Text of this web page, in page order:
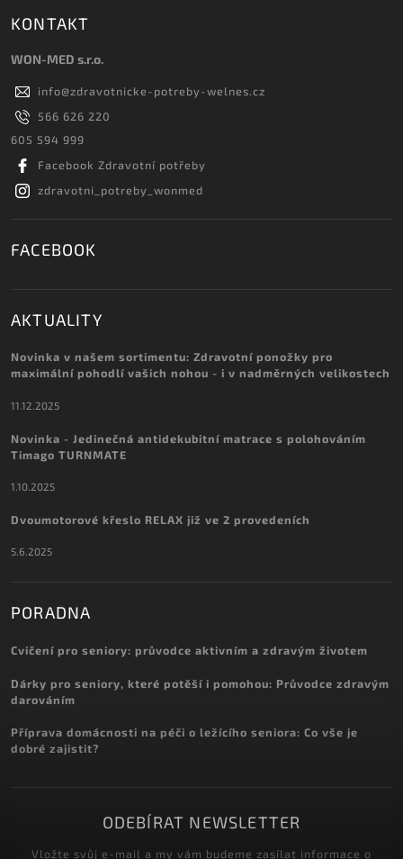
KONTAKT
WON-MED s.r.o.
info@zdravotnicke-potreby-welnes.cz
566 626 220
605 594 999
Facebook Zdravotní potřeby
zdravotni_potreby_wonmed
FACEBOOK
AKTUALITY
Novinka v našem sortimentu: Zdravotní ponožky pro
maximální pohodlí vašich nohou - i v nadměrných velikostech
11.12.2025
Novinka - Jedinečná antidekubitní matrace s polohováním
Timago TURNMATE
1.10.2025
Dvoumotorové křeslo RELAX již ve 2 provedeních
5.6.2025
PORADNA
Cvičení pro seniory: průvodce aktivním a zdravým životem
Dárky pro seniory, které potěší i pomohou: Průvodce zdravým
darováním
Příprava domácnosti na péči o ležícího seniora: Co vše je
dobré zajistit?
ODEBÍRAT NEWSLETTER
Vložte svůj e-mail a my vám budeme zasílat informace o